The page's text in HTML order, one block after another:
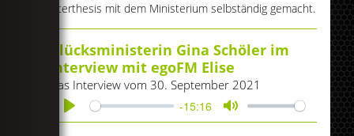
Masterthesis mit dem Ministerium selbständig gemacht.
Glücksministerin Gina Schöler im
Interview mit egoFM Elise
Das Interview vom 30. September 2021
Play
-15:16
Mute